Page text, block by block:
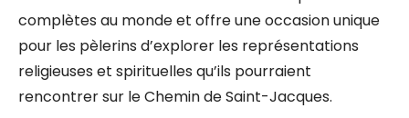
complètes au monde et offre une occasion unique
pour les pèlerins d’explorer les représentations
religieuses et spirituelles qu’ils pourraient
rencontrer sur le Chemin de Saint-Jacques.